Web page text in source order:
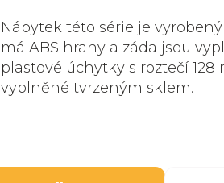
Nábytek této série je
má ABS hrany a záda jsou
plastové úchytky s roztečí 128
vyplněné tvrzeným sklem.